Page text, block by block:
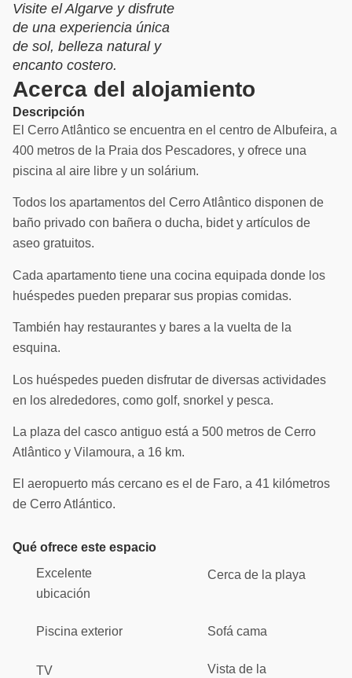
Visite el Algarve y disfrute
de una experiencia única
de sol, belleza natural y
encanto costero.
Acerca del alojamiento
Descripción
El Cerro Atlântico se encuentra en el centro de Albufeira, a
400 metros de la Praia dos Pescadores, y ofrece una
piscina al aire libre y un solárium.
Todos los apartamentos del Cerro Atlântico disponen de
baño privado con bañera o ducha, bidet y artículos de
aseo gratuitos.
Cada apartamento tiene una cocina equipada donde los
huéspedes pueden preparar sus propias comidas.
También hay restaurantes y bares a la vuelta de la
esquina.
Los huéspedes pueden disfrutar de diversas actividades
en los alrededores, como golf, snorkel y pesca.
La plaza del casco antiguo está a 500 metros de Cerro
Atlântico y Vilamoura, a 16 km.
El aeropuerto más cercano es el de Faro, a 41 kilómetros
de Cerro Atlántico.
Qué ofrece este espacio
Excelente
ubicación
Cerca de la playa
Piscina exterior Sofá cama
TV
Vista de la